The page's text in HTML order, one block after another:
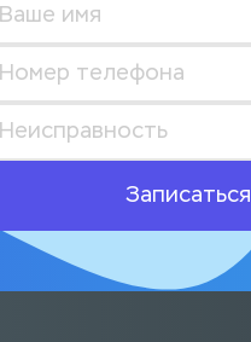
Записаться